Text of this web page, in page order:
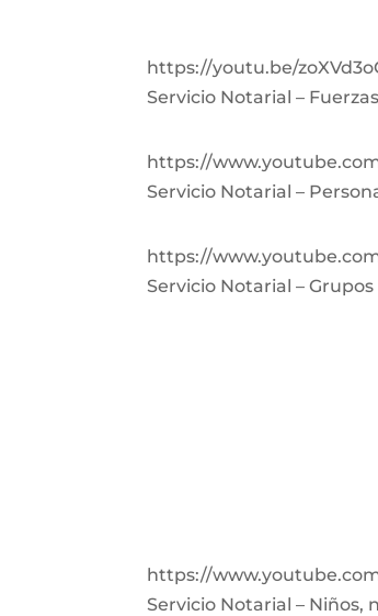
https://youtu.be/
Servicio Notarial –
https://
Servicio Notarial –
https://
Servicio Notarial – Grupos
https://
Servicio Notarial – Niños,